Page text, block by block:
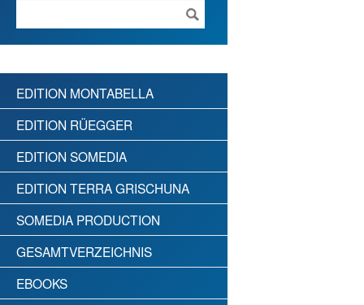
EDITION MONTABELLA
EDITION RÜEGGER
EDITION SOMEDIA
EDITION TERRA GRISCHUNA
SOMEDIA PRODUCTION
GESAMTVERZEICHNIS
EBOOKS